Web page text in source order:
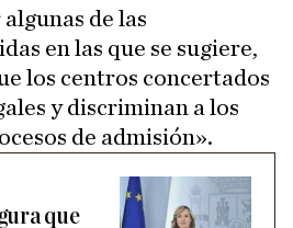
de las
en las que se sugiere,
los centros concertados
y discriminan a los
de admisión».
que